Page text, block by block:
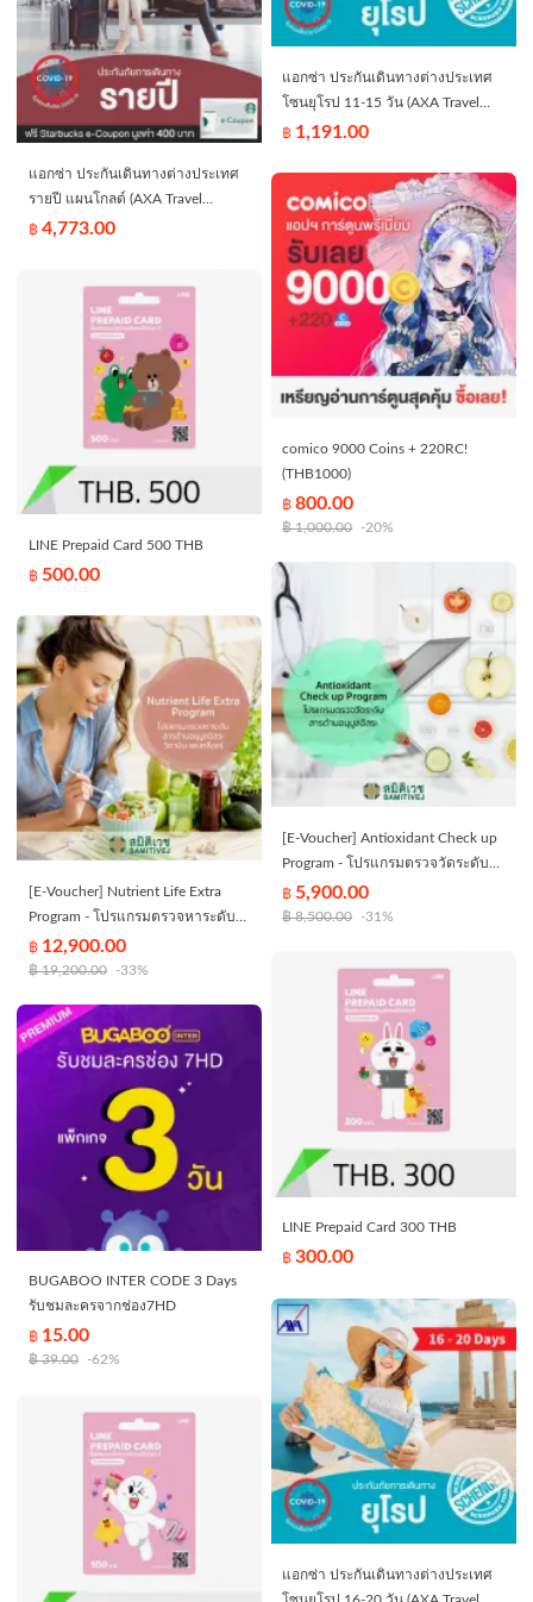
แอกซ่า ประกันเดินทางต่างประเทศ
รายปี แผนโกลด์ (AXA Travel
Insurance - Gold Annual Trip) - ไม่
domestic travel within Thailand
฿ 4,773.00
LINE Prepaid Card 500 THB
฿ 500.00
[E-Voucher] Nutrient Life Extra
Program - โปรแกรมตรวจหาระดับ
สารอนุมูลอิสระ วิตามิน และเกลือแร่
ที่สำคัญในร่างกาย - สมิติเวช
฿ 12,900.00
฿19,200.00 -33%
BUGABOO INTER CODE 3 Days
รับชมละครจากช่อง7HD
฿ 15.00
฿39.00 -62%
แอกซ่า ประกันเดินทางต่างประเทศ
โซนยุโรป 11-15 วัน (AXA Travel
Insurance - Europe 11-15 days)
฿ 1,191.00
comico 9000 Coins + 220RC!
(THB1000)
฿800.00
฿1,000.00 -20%
[E-Voucher] Antioxidant Check up
Program - โปรแกรมตรวจวัดระดับ
สารต้านอนุมูลอิสระ - สมิติเวช
ศรีนครินทร์
฿ 5,900.00
฿8,500.00 -31%
LINE Prepaid Card 300 THB
฿300.00
แอกซ่า ประกันเดินทางต่างประเทศ
โซนยุโรป 16-20 วัน (AXA Travel